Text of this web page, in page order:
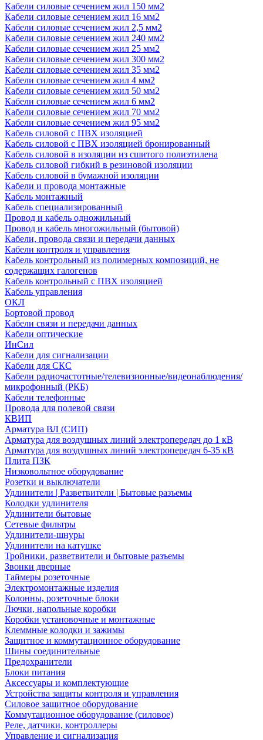
Кабели силовые сечением жил 150 мм2
Кабели силовые сечением жил 16 мм2
Кабели силовые сечением жил 2,5 мм2
Кабели силовые сечением жил 240 мм2
Кабели силовые сечением жил 25 мм2
Кабели силовые сечением жил 300 мм2
Кабели силовые сечением жил 35 мм2
Кабели силовые сечением жил 4 мм2
Кабели силовые сечением жил 50 мм2
Кабели силовые сечением жил 6 мм2
Кабели силовые сечением жил 70 мм2
Кабели силовые сечением жил 95 мм2
Кабель силовой с ПВХ изоляцией
Кабель силовой с ПВХ изоляцией бронированный
Кабель силовой в изоляции из сшитого полиэтилена
Кабель силовой гибкий в резиновой изоляции
Кабель силовой в бумажной изоляции
Кабели и провода монтажные
Кабель монтажный
Кабель специализированный
Провод и кабель одножильный
Провод и кабель многожильный (бытовой)
Кабели, провода связи и передачи данных
Кабели контроля и управления
Кабель контрольный из полимерных композиций, не
содержащих галогенов
Кабель контрольный с ПВХ изоляцией
Кабель управления
ОКЛ
Бортовой провод
Кабели связи и передачи данных
Кабели оптические
ИнСил
Кабели для сигнализации
Кабели для СКС
Кабели радиочастотные/телевизионные/видеонаблюдения/
микрофонный (РКБ)
Кабели телефонные
Провода для полевой связи
КВИП
Арматура ВЛ (СИП)
Арматура для воздушных линий электропередач до 1 кВ
Арматура для воздушных линий электропередач 6-35 кВ
Плита ПЗК
Низковольтное оборудование
Розетки и выключатели
Удлинители | Разветвители | Бытовые разъемы
Колодки удлинителя
Удлинители бытовые
Сетевые фильтры
Удлинители-шнуры
Удлинители на катушке
Тройники, разветвители и бытовые разъемы
Звонки дверные
Таймеры розеточные
Электромонтажные изделия
Колонны, розеточные блоки
Лючки, напольные коробки
Коробки установочные и монтажные
Клеммные колодки и зажимы
Защитное и коммутационное оборудование
Шины соединительные
Предохранители
Блоки питания
Аксессуары и комплектующие
Устройства защиты контроля и управления
Силовое защитное оборудование
Коммутационное оборудование (силовое)
Реле, датчики, контроллеры
Управление и сигнализация